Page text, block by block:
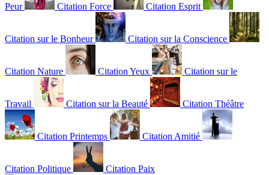
Peur Citation Force Citation Esprit
Citation sur le Bonheur Citation sur la Conscience
Citation Nature Citation Yeux Citation sur le
Travail Citation sur la Beauté Citation Théâtre
Citation Printemps Citation Amitié
Citation Politique Citation Paix